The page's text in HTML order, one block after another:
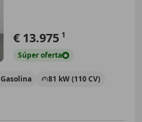
€ 13.975 1
Súperoferta
Gasolina 81 kW (110 CV)